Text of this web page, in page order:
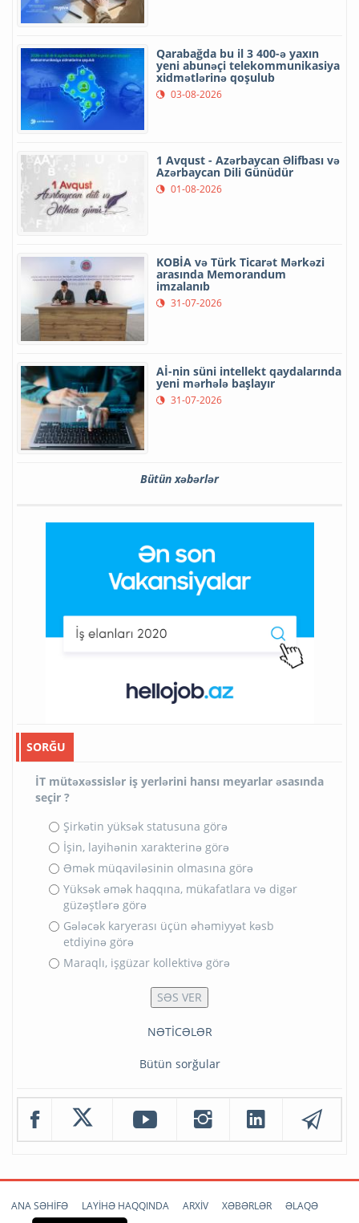
Qarabağda bu il 3 400-ə yaxın
yeni abunəçi telekommunikasiya
xidmətlərinə qoşulub
03-08-2026
1 Avqust - Azərbaycan Əlifbası və
Azərbaycan Dili Günüdür
01-08-2026
KOBİA və Türk Ticarət Mərkəzi
arasında Memorandum
imzalanıb
31-07-2026
Aİ-nin süni intellekt qaydalarında
yeni mərhələ başlayır
31-07-2026
Bütün xəbərlər
SORĞU
İT mütəxəssislər iş yerlərini hansı meyarlar əsasında
seçir ?
Şirkətin yüksək statusuna görə
İşin, layihənin xarakterinə görə
Əmək müqaviləsinin olmasına görə
Yüksək əmək haqqına, mükafatlara və digər
güzəştlərə görə
Gələcək karyerası üçün əhəmiyyət kəsb
etdiyinə görə
Maraqlı, işgüzar kollektivə görə
NƏTİCƏLƏR
Bütün sorğular
ANA SƏHİFƏ LAYİHƏ HAQQINDA ARXİV XƏBƏRLƏR ƏLAQƏ